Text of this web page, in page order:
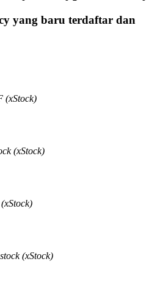
panjang dan kepentingan fleksibel
penghasilan pasif
yang baru terdaftar dan
(xStock)
(xStock)
(xStock)